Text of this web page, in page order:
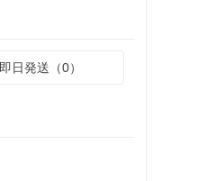
即日発送（0）